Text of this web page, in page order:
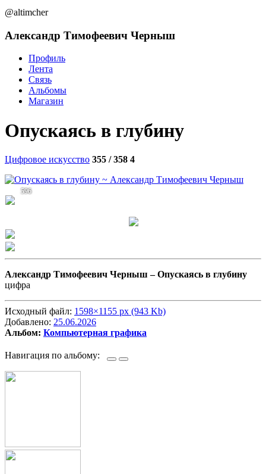
@altimcher
Александр Тимофеевич Черныш
Профиль
Лента
Связь
Альбомы
Магазин
Опускаясь в глубину
Цифровое искусство 355 / 358 4
596
Александр Тимофеевич Черныш –Опускаясь в глубину
цифра
Исходный файл: 1598×1155 px (943 Kb)
Добавлено: 25.06.2026
Альбом: Компьютерная графика
Навигация по альбому: